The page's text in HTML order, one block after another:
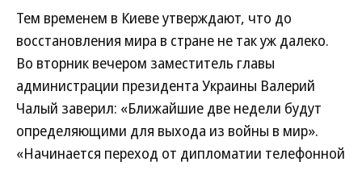
Тем временем в Киеве утверждают, что до
восстановления мира в стране не так уж далеко.
Во вторник вечером заместитель главы
администрации президента Украины Валерий
Чалый заверил: «Ближайшие две недели будут
определяющими для выхода из войны в мир».
«Начинается переход от дипломатии телефонной